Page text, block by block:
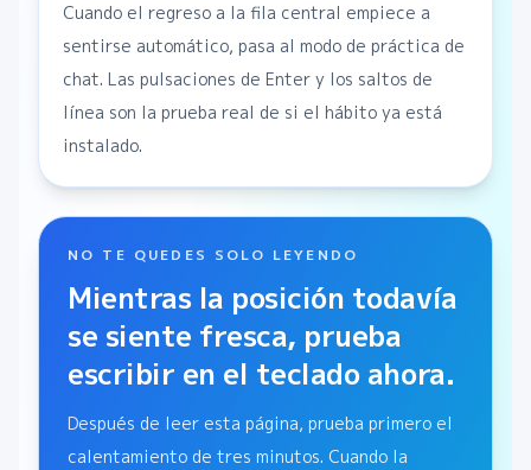
Cuando el regreso a la fila central empiece a
sentirse automático, pasa al modo de práctica de
chat. Las pulsaciones de Enter y los saltos de
línea son la prueba real de si el hábito ya está
instalado.
NO TE QUEDES SOLO LEYENDO
Mientras la posición todavía
se siente fresca, prueba
escribir en el teclado ahora.
Después de leer esta página, prueba primero el
calentamiento de tres minutos. Cuando la